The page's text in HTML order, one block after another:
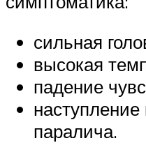
сильная
высокая
падение
паралича.